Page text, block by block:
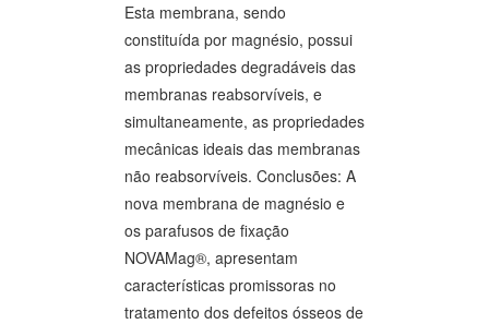
Esta membrana, sendo
constituída por magnésio, possui
as propriedades degradáveis das
membranas reabsorvíveis, e
simultaneamente, as propriedades
mecânicas ideais das membranas
não reabsorvíveis. Conclusões: A
nova membrana de magnésio e
os parafusos de fixação
NOVAMag®, apresentam
características promissoras no
tratamento dos defeitos ósseos de